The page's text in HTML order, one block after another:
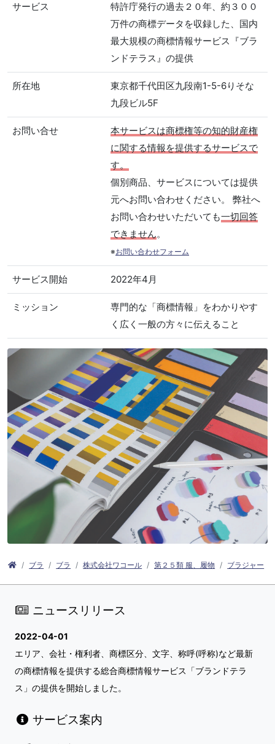
サービス
特許庁発行の過去２０年、約３００
万件の商標データを収録した、国内
最大規模の商標情報サービス『ブラ
ンドテラス』の提供
所在地
東京都千代田区九段南1-5-6りそな
九段ビル5F
お問い合せ
本サービスは商標権等の知的財産権
に関する情報を提供するサービスで
す。
個別商品、サービスについては提供
元へお問い合わせください。 弊社へ
お問い合わせいただいても一切回答
できません。
※お問い合わせフォーム
サービス開始 2022年4月
ミッション
専門的な「商標情報」をわかりやす
く広く一般の方々に伝えること
ブラ ブラ 株式会社ワコール 第２５類 服、履物 ブラジャー
ニュースリリース
2022-04-01
エリア、会社・権利者、商標区分、文字、称呼(呼称)など最新
の商標情報を提供する総合商標情報サービス「ブランドテラ
ス」の提供を開始しました。
サービス案内